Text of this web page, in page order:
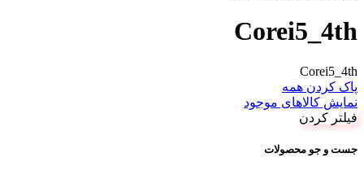
Corei5_4th
Corei5_4th
پاک کردن همه
نمایش کالاهای موجود
فیلتر کردن
جست و جو محصولات